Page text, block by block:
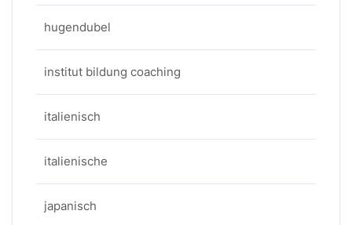
hugendubel
institut bildung coaching
italienisch
italienische
japanisch